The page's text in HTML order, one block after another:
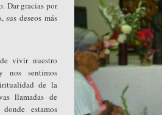
Dar gracias por
deseos más
vivir nuestro
nos sentimos
de la
llamadas de
estamos